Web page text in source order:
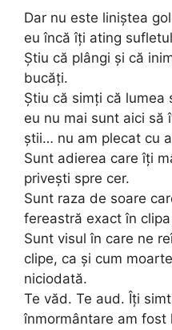
Dar nu este liniștea
eu încă îți ating
Știu că plângi și că
bucăți.
Știu că simți că
eu nu mai sunt aici să
știi… nu am plecat cu
Sunt adierea care îți
privești spre cer.
Sunt raza de soare
fereastră exact în
Sunt visul în care ne
clipe, ca și cum
niciodată.
Te văd. Te aud. Îți
înmormântare am fost